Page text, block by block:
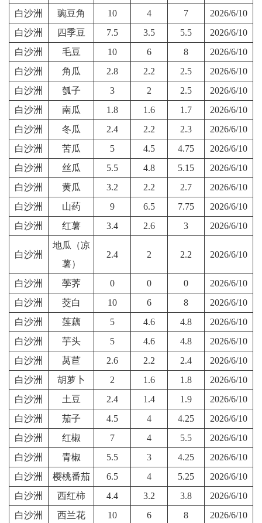
白沙洲
豌豆角 10 4 7
2026/6/10
白沙洲
四季豆 7.5 3.5 5.5
2026/6/10
白沙洲
毛豆 10 6 8
2026/6/10
白沙洲
角瓜 2.8 2.2 2.5
2026/6/10
白沙洲
瓠子 3 2 2.5
2026/6/10
白沙洲
南瓜 1.8 1.6 1.7
2026/6/10
白沙洲
冬瓜 2.4 2.2 2.3
2026/6/10
白沙洲
苦瓜 5 4.5 4.75
2026/6/10
白沙洲
丝瓜 5.5 4.8 5.15
2026/6/10
白沙洲
黄瓜 3.2 2.2 2.7
2026/6/10
白沙洲
山药 9 6.5 7.75
2026/6/10
白沙洲
红薯 3.4 2.6 3 2026/6/10
白沙洲
地瓜（凉
薯）
2.4 2 2.2 2026/6/10
白沙洲 荸荠 0 0 0
2026/6/10
白沙洲
茭白 10 6 8
2026/6/10
白沙洲
莲藕 5 4.6 4.8
2026/6/10
白沙洲
芋头 5 4.6 4.8
2026/6/10
白沙洲
莴苣 2.6 2.2 2.4
2026/6/10
白沙洲
胡萝卜 2 1.6 1.8
2026/6/10
白沙洲
土豆 2.4 1.4 1.9
2026/6/10
白沙洲
茄子 4.5 4 4.25
2026/6/10
白沙洲
红椒 7 4 5.5
2026/6/10
白沙洲
青椒 5.5 3 4.25
2026/6/10
白沙洲
樱桃番茄 6.5 4 5.25
2026/6/10
白沙洲
西红柿 4.4 3.2 3.8
2026/6/10
白沙洲
西兰花 10 6 8
2026/6/10